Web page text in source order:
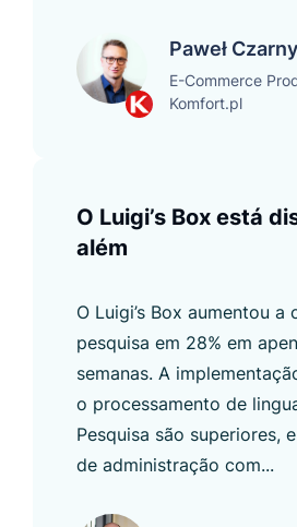
Paweł Czarny
E-Commerce
Komfort.pl
O Luigi’s Box está
além
O Luigi’s Box aumentou a
pesquisa em 28% em
semanas. A
o processamento de
Pesquisa são superiores,
de administração com...